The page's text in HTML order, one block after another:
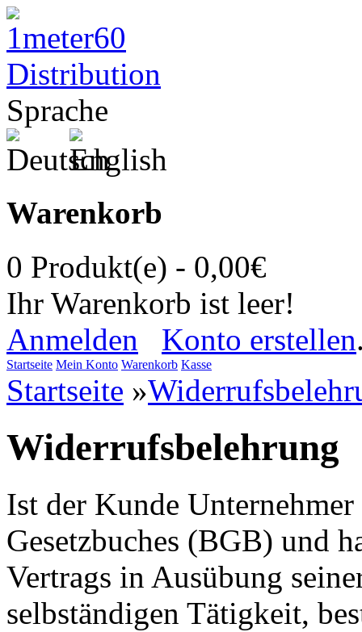
Sprache
Warenkorb
0 Produkt(e) - 0,00€
Ihr Warenkorb ist leer!
Anmelden
Konto erstellen
Startseite Mein Konto Warenkorb Kasse
Startseite »
Widerrufsbelehrung
Ist der Kunde
Gesetzbuches (BGB) und
Vertrags in Ausübung
selbständigen Tätigkeit,